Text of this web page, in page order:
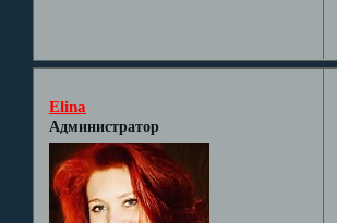
Elina
Администратор